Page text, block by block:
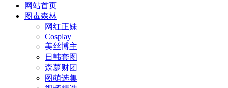
网站首页
图毒森林
网红正妹
Cosplay
美丝博主
日韩套图
森萝财团
图萌选集